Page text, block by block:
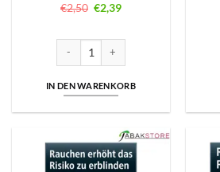
Bewertet
€2,50 Ursprünglicher
Preis
€2,50
€2,39Aktueller
€2,39.
IN DEN WARENKORB